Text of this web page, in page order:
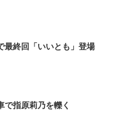
最終回「いいとも」登場
で指原莉乃を轢く